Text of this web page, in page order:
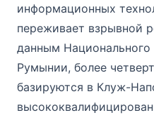
информационных
переживает взрывной
данным Национального
Румынии, более
базируются в Клуж-